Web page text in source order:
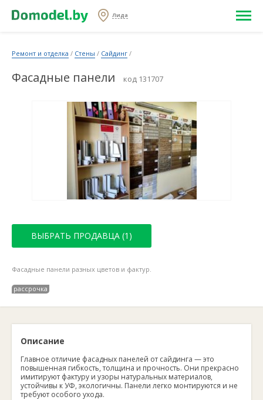
Лида
Ремонт и отделка / Стены / Сайдинг /
Фасадные панели код 131707
ВЫБРАТЬ ПРОДАВЦА (1)
Фасадные панели разных цветов и фактур.
рассрочка
Описание
Главное отличие фасадных панелей от сайдинга — это
повышенная гибкость, толщина и прочность. Они прекрасно
имитируют фактуру и узоры натуральных материалов,
устойчивы к УФ, экологичны. Панели легко монтируются и не
требуют особого ухода.